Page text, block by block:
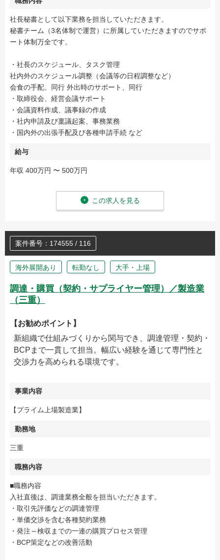
社長秘書として以下業務を担当していただきます。
秘書チーム（3名体制で運営）に所属していただきますのでサポ
ート体制万全です。
・社長のスケジュール、タスク管理
社内外のスケジュール調整（会議等の日程調整など）
会食の手配、同行 外出時のサポート、同行
・取締役会、経営会議サポート
・会議資料作成、議事録の作成
・社内申請及び稟議起案、事務業務
・国内外の出張手配及び各種申請手続 など
給与
年収 400万円 〜 500万円
この求人を見る
案件番号：174555 / 116
海外展開あり 転勤なし 大手・上場
調達・購買（契約・サプライヤー管理）／製造業
（三重）
【お勧めポイント】
新組織で仕組みづくりから関与でき、調達管理・契約・
BCPまで一貫して担当。幅広い経験を通じて専門性と
交渉力を高められる環境です。
事業内容
【プライム上場製造業】
勤務地
三重
職務内容
■職務内容
入社直後は、調達業務全般を担当いただきます。
・取引先評価などの調達管理
・単価交渉を含む各種契約業務
・発注～検収までの一連の購買プロセス管理
・BCP策定などの改善活動